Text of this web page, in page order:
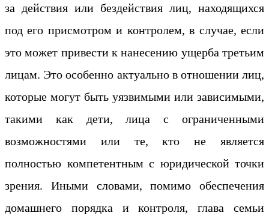
за действия или бездействия лиц, находящихся
под его присмотром и контролем, в случае, если
это может привести к нанесению ущерба третьим
лицам. Это особенно актуально в отношении лиц,
которые могут быть уязвимыми или зависимыми,
такими как дети, лица с ограниченными
возможностями или те, кто не является
полностью компетентным с юридической точки
зрения. Иными словами, помимо обеспечения
домашнего порядка и контроля, глава семьи